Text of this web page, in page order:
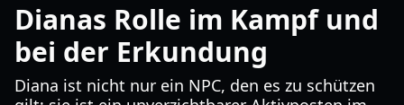
Dianas Rolle im Kampf und
bei der Erkundung
Diana ist nicht nur ein NPC, den es zu schützen